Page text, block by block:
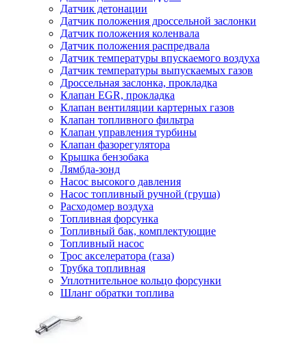
Датчик детонации
Датчик положения дроссельной заслонки
Датчик положения коленвала
Датчик положения распредвала
Датчик температуры впускаемого воздуха
Датчик температуры выпускаемых газов
Дроссельная заслонка, прокладка
Клапан EGR, прокладка
Клапан вентиляции картерных газов
Клапан топливного фильтра
Клапан управления турбины
Клапан фазорегулятора
Крышка бензобака
Лямбда-зонд
Насос высокого давления
Насос топливный ручной (груша)
Расходомер воздуха
Топливная форсунка
Топливный бак, комплектующие
Топливный насос
Трос акселератора (газа)
Трубка топливная
Уплотнительное кольцо форсунки
Шланг обратки топлива